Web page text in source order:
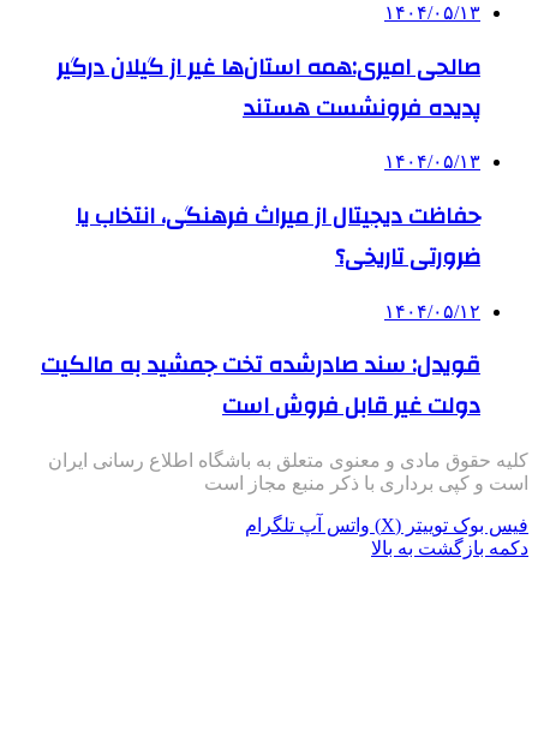
۱۴۰۴/۰۵/۱۳
صالحی امیری:همه استان‌ها غیر از گیلان درگیر
پدیده فرونشست هستند
۱۴۰۴/۰۵/۱۳
حفاظت دیجیتال از میراث فرهنگی، انتخاب یا
ضرورتی تاریخی؟
۱۴۰۴/۰۵/۱۲
قویدل: سند صادرشده تخت جمشید به مالکیت
دولت غیر قابل فروش است
کلیه حقوق مادی و معنوی متعلق به باشگاه اطلاع رسانی ایران
است و کپی برداری با ذکر منبع مجاز است
فیس بوک توییتر (X) واتس آپ تلگرام
دکمه بازگشت به بالا